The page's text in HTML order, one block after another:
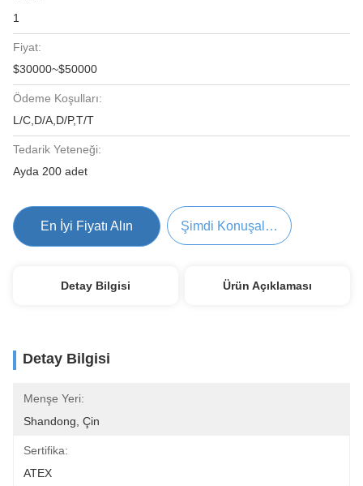
1
Fiyat:
$30000~$50000
Ödeme Koşulları:
L/C,D/A,D/P,T/T
Tedarik Yeteneği:
Ayda 200 adet
En İyi Fiyatı Alın Şimdi Konuşalım.
Detay Bilgisi Ürün Açıklaması
Detay Bilgisi
Menşe Yeri:
Shandong, Çin
Sertifika:
ATEX